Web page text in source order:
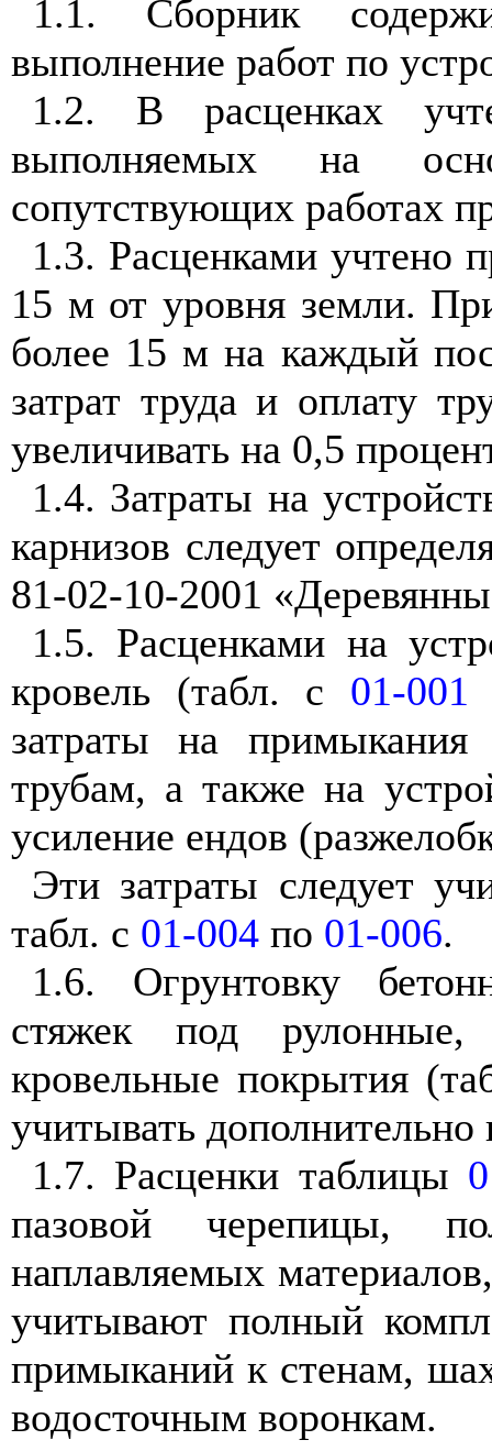
1.1. Сборник
выполнение работ по
1.2. В расценках
выполняемых на
сопутствующих работах
1.3. Расценками учтено
15 м от уровня земли.
более 15 м на каждый
затрат труда и оплату
увеличивать на 0,5
1.4. Затраты на
карнизов следует
81-02-10-2001
1.5. Расценками на
кровель (табл. с 01-001
затраты на
трубам, а также на
усиление ендов
Эти затраты следует
табл. с 01-004 по 01-006.
1.6. Огрунтовку
стяжек под
кровельные покрытия
учитывать
1.7. Расценки таблицы
пазовой черепицы,
наплавляемых
учитывают полный
примыканий к стенам,
водосточным воронкам.